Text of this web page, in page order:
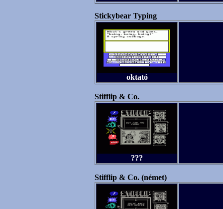
Stickybear Typing
oktató
Stifflip & Co.
???
Stifflip & Co. (német)